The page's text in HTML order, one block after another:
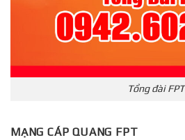
Tổng đài FPT
MẠNG CÁP QUANG FPT